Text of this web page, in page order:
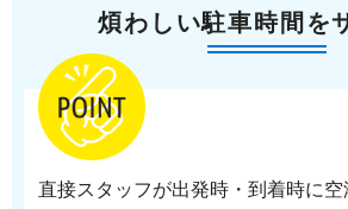
煩わしい駐車時間を
直接スタッフが出発時・到着時に空